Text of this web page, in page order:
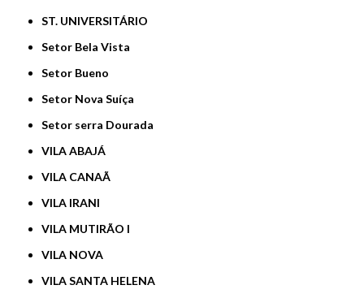
ST. UNIVERSITÁRIO
Setor Bela Vista
Setor Bueno
Setor Nova Suíça
Setor serra Dourada
VILA ABAJÁ
VILA CANAÃ
VILA IRANI
VILA MUTIRÃO I
VILA NOVA
VILA SANTA HELENA